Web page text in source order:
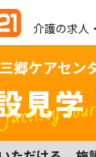
介護の求人
三郷ケアセ
見学
tour